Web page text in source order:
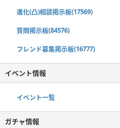
進化(凸)相談掲示板(17569)
質問掲示板(84576)
フレンド募集掲示板(16777)
イベント情報
イベント一覧
ガチャ情報